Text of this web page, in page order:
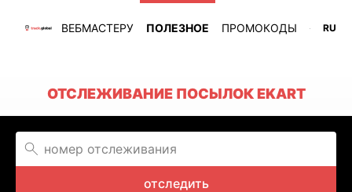
ВЕБМАСТЕРУ ПОЛЕЗНОЕ ПРОМОКОДЫ RU
ОТСЛЕЖИВАНИЕ ПОСЫЛОК EKART
отследить